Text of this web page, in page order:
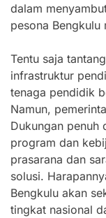
dalam
pesona Bengkulu
Tentu saja
infrastruktur
tenaga pendidik
Namun,
Dukungan penuh
program dan
prasarana dan
solusi.
Bengkulu akan
tingkat nasional